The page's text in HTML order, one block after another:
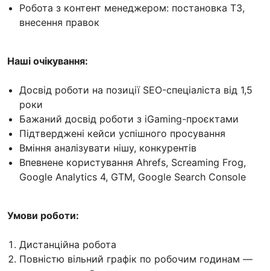
Робота з контент менеджером: постановка ТЗ,
внесення правок
Наші очікування:
Досвід роботи на позиції SEO-спеціаліста від 1,5
роки
Бажаний досвід роботи з iGaming-проєктами
Підтверджені кейси успішного просування
Вміння аналізувати нішу, конкурентів
Впевнене користування Ahrefs, Screaming Frog,
Google Analytics 4, GTM, Google Search Console
Умови роботи:
Дистанційна робота
Повністю вільний графік по робочим годинам —